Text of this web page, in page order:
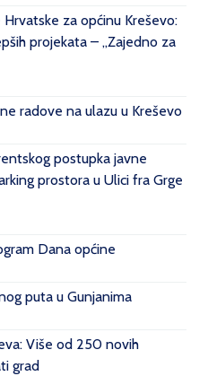
za općinu Kreševo:
projekata – „Zajedno za
radove na ulazu u Kreševo
postupka javne
prostora u Ulici fra Grge
Dana općine
puta u Gunjanima
Više od 250 novih
grad